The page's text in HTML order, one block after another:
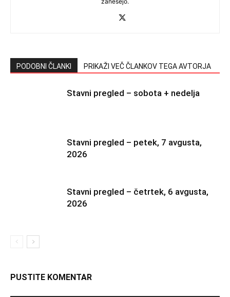
PODOBNI ČLANKI PRIKAŽI VEČ ČLANKOV TEGA AVTORJA
Stavni pregled – sobota + nedelja
Stavni pregled – petek, 7 avgusta,
2026
Stavni pregled – četrtek, 6 avgusta,
2026
PUSTITE KOMENTAR